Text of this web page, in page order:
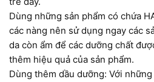
Dùng những sản phẩm có chứa
các nàng nên sử dụng ngay các
da còn ẩm để các dưỡng chất
thêm hiệu quả của sản phẩm.
Dùng thêm dầu dưỡng: Với